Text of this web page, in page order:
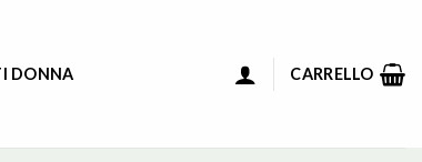
DONNA CARRELLO